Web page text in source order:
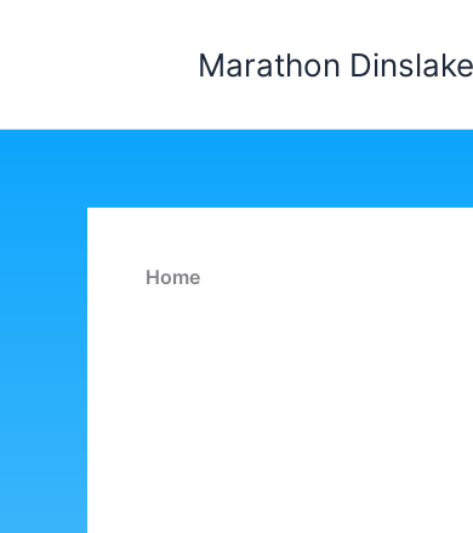
Marathon
Home